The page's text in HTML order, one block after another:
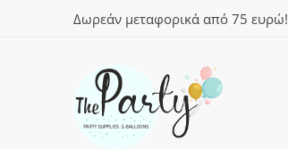
Δωρεάν μεταφορικά από 75 ευρώ!